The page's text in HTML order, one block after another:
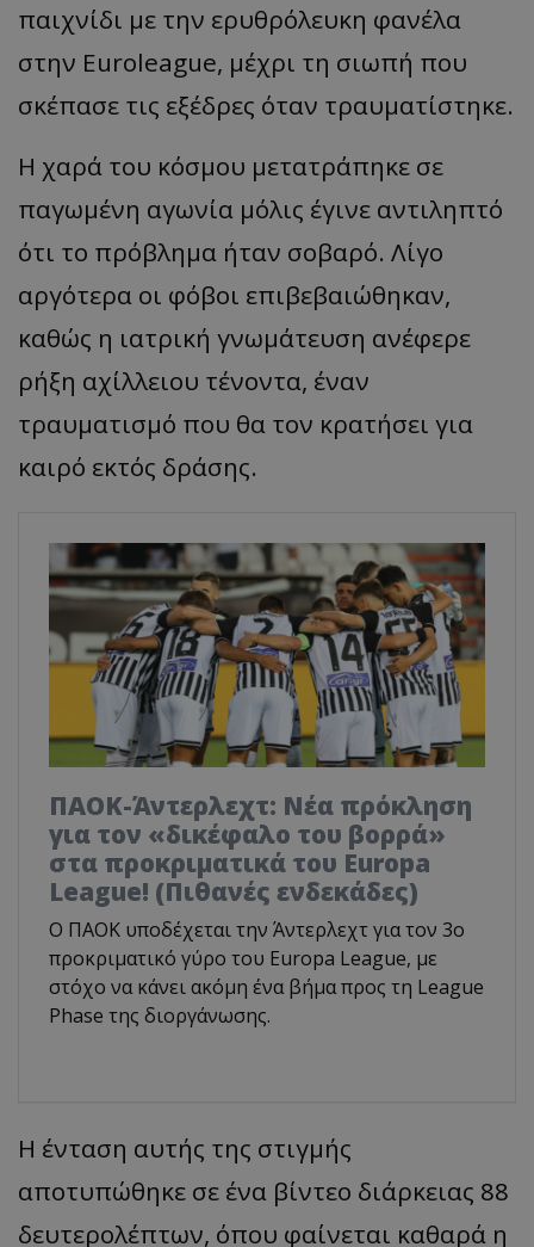
παιχνίδι με την ερυθρόλευκη φανέλα
στην Euroleague, μέχρι τη σιωπή που
σκέπασε τις εξέδρες όταν τραυματίστηκε.
Η χαρά του κόσμου μετατράπηκε σε
παγωμένη αγωνία μόλις έγινε αντιληπτό
ότι το πρόβλημα ήταν σοβαρό. Λίγο
αργότερα οι φόβοι επιβεβαιώθηκαν,
καθώς η ιατρική γνωμάτευση ανέφερε
ρήξη αχίλλειου τένοντα, έναν
τραυματισμό που θα τον κρατήσει για
καιρό εκτός δράσης.
ΠΑΟΚ-Άντερλεχτ: Νέα πρόκληση
για τον «δικέφαλο του βορρά»
στα προκριματικά του Europa
League! (Πιθανές ενδεκάδες)
Ο ΠΑΟΚ υποδέχεται την Άντερλεχτ για τον 3ο
προκριματικό γύρο του Europa League, με
στόχο να κάνει ακόμη ένα βήμα προς τη League
Phase της διοργάνωσης.
Η ένταση αυτής της στιγμής
αποτυπώθηκε σε ένα βίντεο διάρκειας 88
δευτερολέπτων, όπου φαίνεται καθαρά η